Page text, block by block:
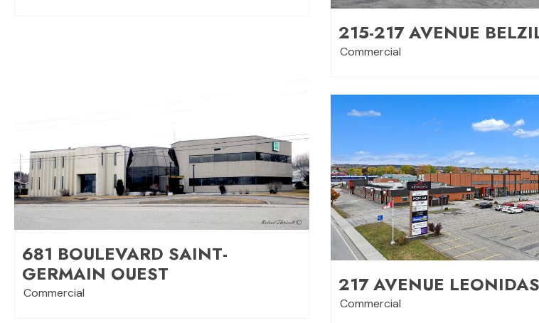
215-217 AVENUE
Commercial
681 BOULEVARD SAINT-
GERMAIN OUEST
Commercial 217 AVENUE LEONIDAS
Commercial